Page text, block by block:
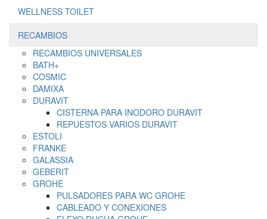
WELLNESS TOILET
RECAMBIOS
RECAMBIOS UNIVERSALES
BATH+
COSMIC
DAMIXA
DURAVIT
CISTERNA PARA INODORO DURAVIT
REPUESTOS VARIOS DURAVIT
ESTOLI
FRANKE
GALASSIA
GEBERIT
GROHE
PULSADORES PARA WC GROHE
CABLEADO Y CONEXIONES